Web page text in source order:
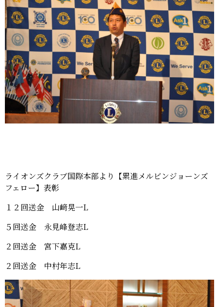
ライオンズクラブ国際本部より【累進メルビンジョーンズ
フェロー】表彰
１２回送金 山﨑晃一L
５回送金 永見峰登志L
２回送金 宮下嘉克L
２回送金 中村年志L